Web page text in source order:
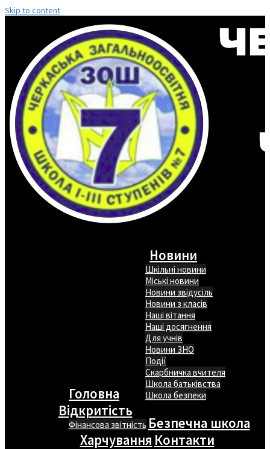
Skip to content
Головна
Новини
Шкільні новини
Міські новини
Новини звідусіль
Новини з класів
Наші вітання
Наші досягнення
Для учнів
Новини ЗНО
Події
Скарбничка вчителя
Школа батьківства
Школа безпеки
Відкритість
Фінансова звітність Безпечна школа
Харчування Контакти